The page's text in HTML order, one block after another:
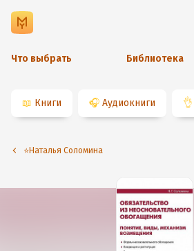
Что выбрать Библиотека
📖 Книги 🎧 Аудиокниги 👌
⭐️Наталья Соломина